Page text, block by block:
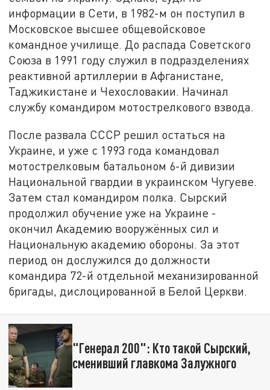
информации в Сети, в 1982-м он поступил в
Московское высшее общевойсковое
командное училище. До распада Советского
Союза в 1991 году служил в подразделениях
реактивной артиллерии в Афганистане,
Таджикистане и Чехословакии. Начинал
службу командиром мотострелкового взвода.
После развала СССР решил остаться на
Украине, и уже с 1993 года командовал
мотострелковым батальоном 6-й дивизии
Национальной гвардии в украинском Чугуеве.
Затем стал командиром полка. Сырский
продолжил обучение уже на Украине -
окончил Академию вооружённых сил и
Национальную академию обороны. За этот
период он дослужился до должности
командира 72-й отдельной механизированной
бригады, дислоцированной в Белой Церкви.
"Генерал 200": Кто такой Сырский,
сменивший главкома Залужного